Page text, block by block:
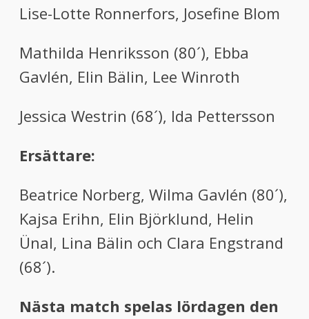
Lise-Lotte Ronnerfors, Josefine Blom
Mathilda Henriksson (80´), Ebba
Gavlén, Elin Bälin, Lee Winroth
Jessica Westrin (68´), Ida Pettersson
Ersättare:
Beatrice Norberg, Wilma Gavlén (80´),
Kajsa Erihn, Elin Björklund, Helin
Ünal, Lina Bälin och Clara Engstrand
(68´).
Nästa match spelas lördagen den